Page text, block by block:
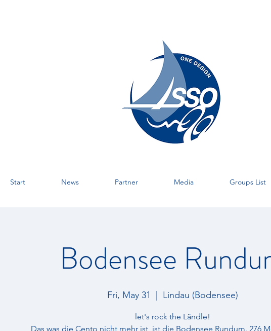
Start News Partner Media Groups List
Bodensee
Fri, May 31 Lindau (Bodensee)
let's rock the Ländle!
Das was die Cento nicht mehr ist, ist die Bodensee Rundum. 276